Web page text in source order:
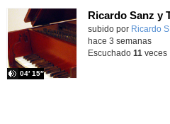
subido por Ricardo S.
04′ 15″
hace 3 semanas
Escuchado 11 veces